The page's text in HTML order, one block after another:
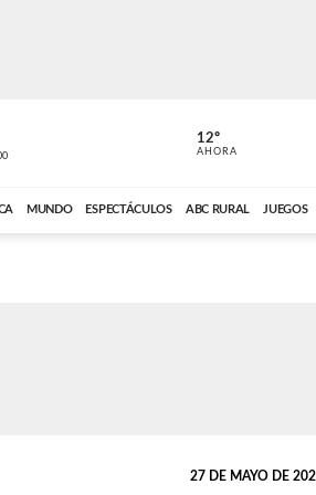
ABC CARDINAL
12º
AHORA
MUNDO ESPECTÁCULOS ABC RURAL JUEGOS
27 DE MAYO DE